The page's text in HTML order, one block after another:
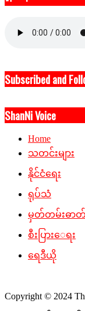
Subscribed and
ShanNi Voice
Home
သတင်းများ
နိုင်ငံရေး
ရုပ်သံ
မှတ်တမ်းဓာ
စီးပြားေရး
ရေဒီယို
Copyright © 2024